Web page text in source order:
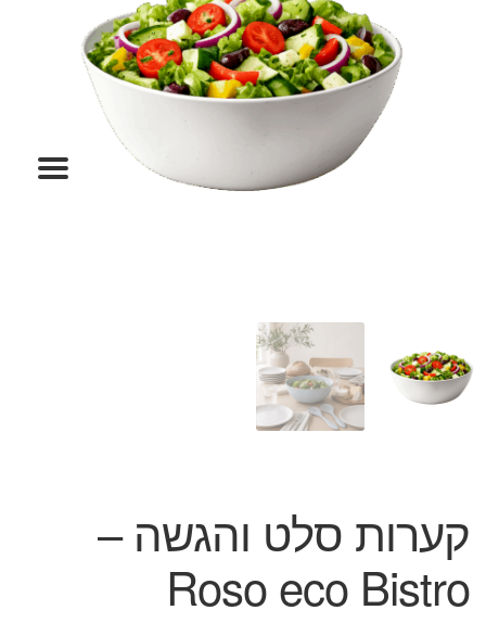
גאדג'טס וכלי מטבח
אחסון למטבח
מאמרים
עגלת קניות
קערות סלט והגשה –
Roso eco Bistro